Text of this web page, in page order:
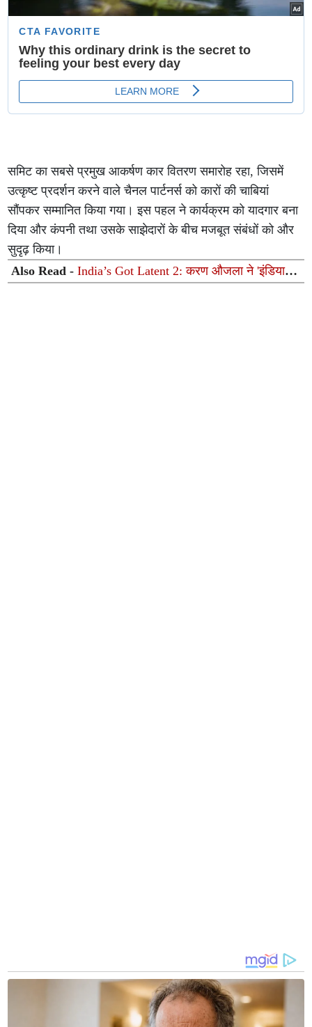
समिट का सबसे प्रमुख आकर्षण कार वितरण समारोह रहा, जिसमें
उत्कृष्ट प्रदर्शन करने वाले चैनल पार्टनर्स को कारों की चाबियां
सौंपकर सम्मानित किया गया। इस पहल ने कार्यक्रम को यादगार बना
दिया और कंपनी तथा उसके साझेदारों के बीच मजबूत संबंधों को और
सुदृढ़ किया।
Also Read -India’s Got Latent 2: करण औजला ने 'इंडियाज
गॉट लेटेंट 2' के कंटेस्टेंट कपल को गिफ्ट की मालदीव ट्रिप, जीता